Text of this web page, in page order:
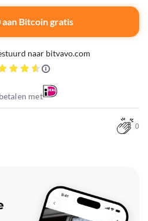
aan Bitcoin gratis
naar bitvavo.com
met
0